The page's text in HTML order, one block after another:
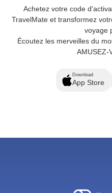
Achetez votre code
TravelMate et transformez
voyage
Écoutez les merveilles du
AMUSEZ-
Download
App Store